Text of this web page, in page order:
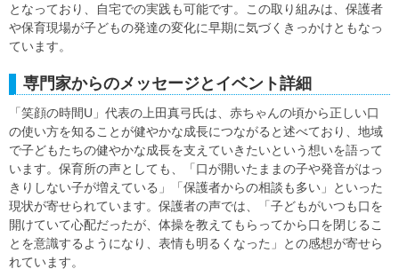
となっており、自宅での実践も可能です。この取り組みは、保護者
や保育現場が子どもの発達の変化に早期に気づくきっかけともなっ
ています。
専門家からのメッセージとイベント詳細
「笑顔の時間U」代表の上田真弓氏は、赤ちゃんの頃から正しい口
の使い方を知ることが健やかな成長につながると述べており、地域
で子どもたちの健やかな成長を支えていきたいという想いを語って
います。保育所の声としても、「口が開いたままの子や発音がはっ
きりしない子が増えている」「保護者からの相談も多い」といった
現状が寄せられています。保護者の声では、「子どもがいつも口を
開けていて心配だったが、体操を教えてもらってから口を閉じるこ
とを意識するようになり、表情も明るくなった」との感想が寄せら
れています。